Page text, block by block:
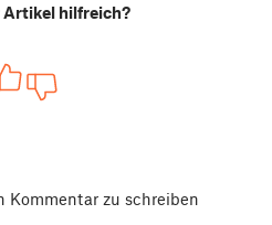
Artikel hilfreich?
Kommentar zu schreiben